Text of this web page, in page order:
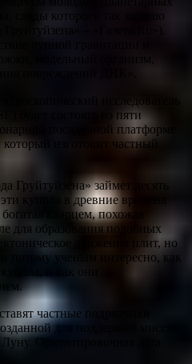
следы которого так хорошо
– «Газета.Ru»).
исследователь
будет состоять из пяти
посадочной платформе
изготовит частный
Груйтуйзена» займет десять
купола в древние времена
кварцем, похожая
для образования подобных
движение плит, но
потому ученым интересно, как
и как они
частные подрядчики
для поддержки миссии
Ориентировочная дата